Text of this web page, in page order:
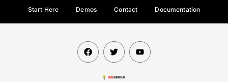
Start Here Demos Contact Documentation